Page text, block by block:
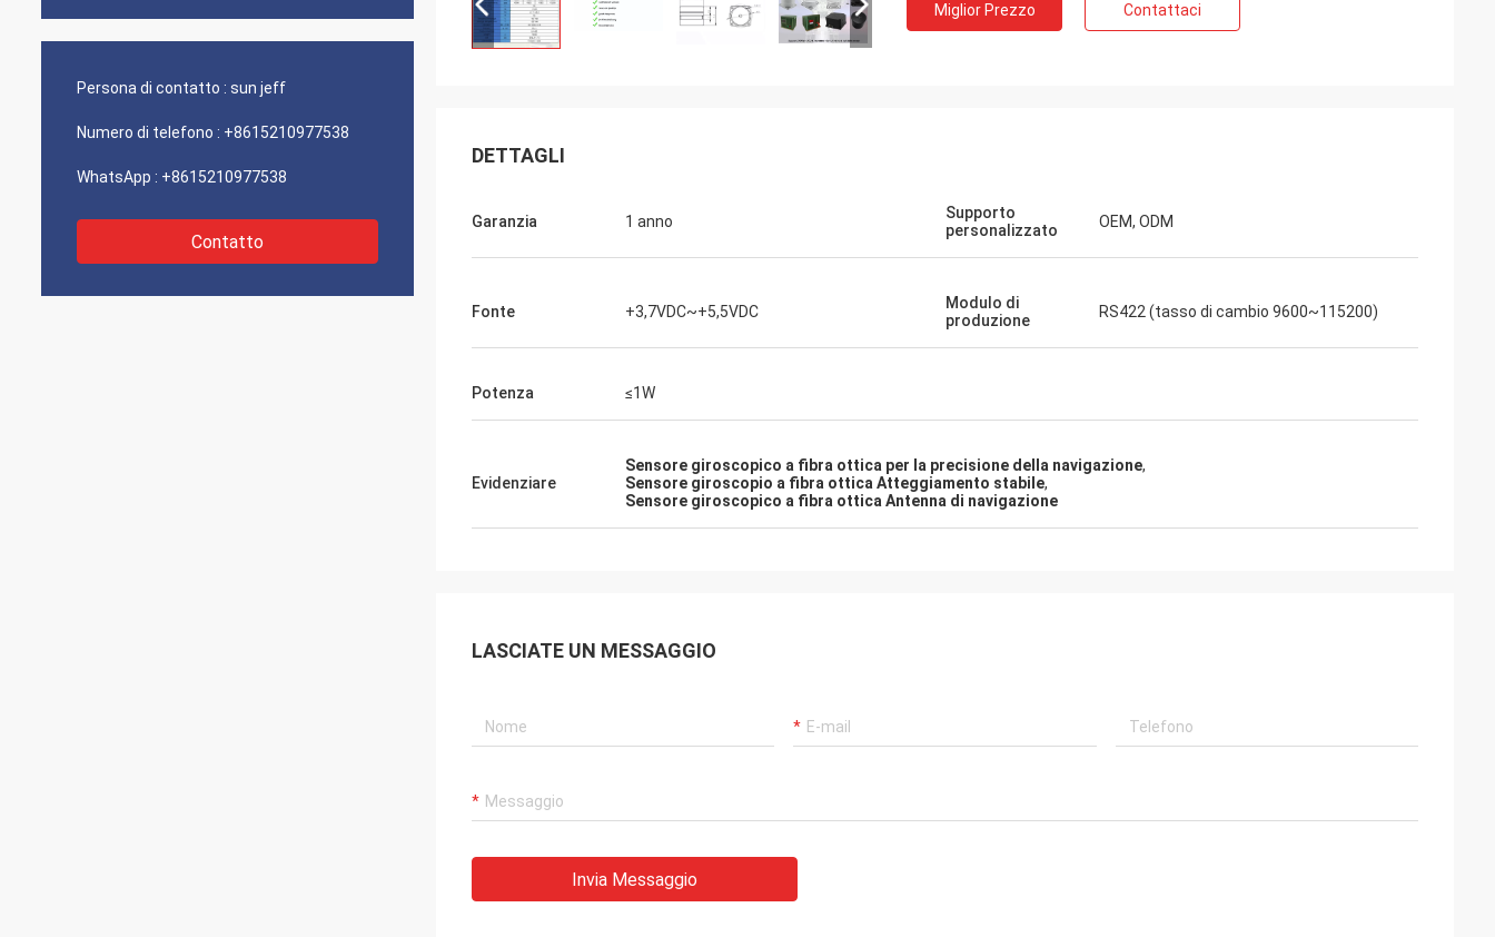
Persona di contatto : sun jeff
Numero di telefono : +8615210977538
WhatsApp : +8615210977538
Contatto
Miglior Prezzo Contattaci
DETTAGLI
Garanzia 1 anno
Supporto
personalizzato
OEM, ODM
Fonte +3,7VDC~+5,5VDC
Modulo di
produzione
RS422 (tasso di cambio 9600~115200)
Potenza ≤1W
Evidenziare
Sensore giroscopico a fibra ottica per la precisione della navigazione,
Sensore giroscopio a fibra ottica Atteggiamento stabile,
Sensore giroscopico a fibra ottica Antenna di navigazione
LASCIATE UN MESSAGGIO
Invia Messaggio